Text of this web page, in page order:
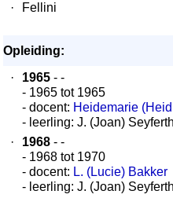
·
Fellini
Opleiding:
·
1965 - -
- 1965 tot 1965
- docent: Heidemarie
- leerling: J. (Joan) Seyferth
·
1968 - -
- 1968 tot 1970
- docent: L. (Lucie) Bakker
- leerling: J. (Joan) Seyferth